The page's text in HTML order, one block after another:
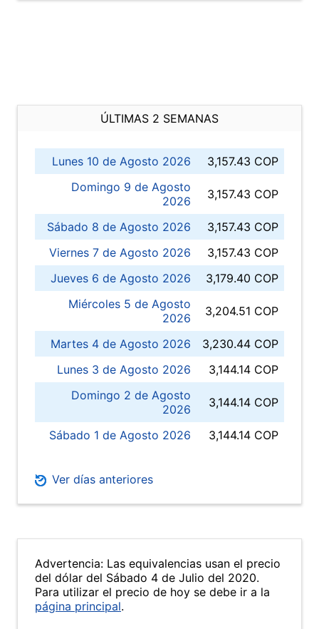
ÚLTIMAS 2 SEMANAS
Lunes 10 de Agosto 2026
3,157.43 COP
Domingo 9 de Agosto
2026
3,157.43 COP
Sábado 8 de Agosto 2026
3,157.43 COP
Viernes 7 de Agosto 2026
3,157.43 COP
Jueves 6 de Agosto 2026
3,179.40 COP
Miércoles 5 de Agosto
2026
3,204.51 COP
Martes 4 de Agosto 2026
3,230.44 COP
Lunes 3 de Agosto 2026
3,144.14 COP
Domingo 2 de Agosto
2026
3,144.14 COP
Sábado 1 de Agosto 2026 3,144.14 COP
Ver días anteriores
Advertencia: Las equivalencias usan el precio
del dólar del Sábado 4 de Julio del 2020.
Para utilizar el precio de hoy se debe ir a la
página principal.